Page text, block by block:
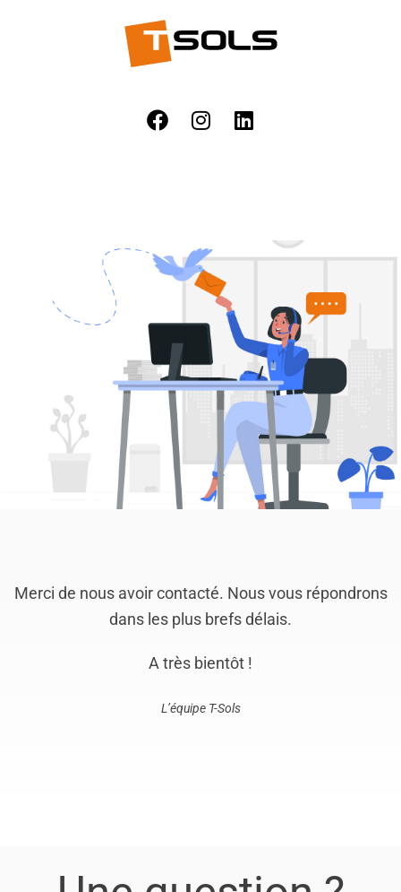
Merci de nous avoir contacté. Nous vous répondrons
dans les plus brefs délais.
A très bientôt !
L’équipe T-Sols